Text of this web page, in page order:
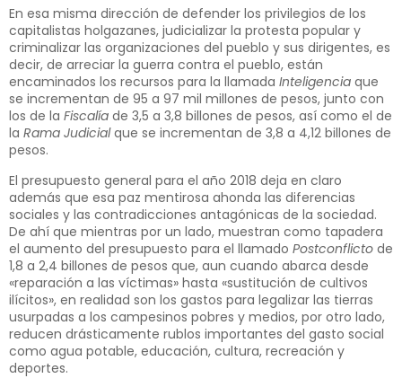
En esa misma dirección de defender los privilegios de los
capitalistas holgazanes, judicializar la protesta popular y
criminalizar las organizaciones del pueblo y sus dirigentes, es
decir, de arreciar la guerra contra el pueblo, están
encaminados los recursos para la llamada Inteligencia que
se incrementan de 95 a 97 mil millones de pesos, junto con
los de la Fiscalía de 3,5 a 3,8 billones de pesos, así como el de
la Rama Judicialque se incrementan de 3,8 a 4,12 billones de
pesos.
El presupuesto general para el año 2018 deja en claro
además que esa paz mentirosa ahonda las diferencias
sociales y las contradicciones antagónicas de la sociedad.
De ahí que mientras por un lado, muestran como tapadera
el aumento del presupuesto para el llamado Postconflicto de
1,8 a 2,4 billones de pesos que, aun cuando abarca desde
«reparación a las víctimas» hasta «sustitución de cultivos
ilícitos», en realidad son los gastos para legalizar las tierras
usurpadas a los campesinos pobres y medios, por otro lado,
reducen drásticamente rublos importantes del gasto social
como agua potable, educación, cultura, recreación y
deportes.